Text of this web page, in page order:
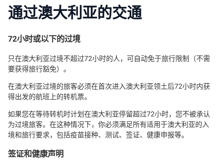
通过澳大利亚的交通
72小时或以下的过境
只在澳大利亚过境不超过72小时的人，可自动免于旅行限制（不需
要获得旅行豁免）。
在澳大利亚过境的旅客必须在首次进入澳大利亚领土后72小时内获
得出发的航班上的转机票。
如果您在等待转机时计划在澳大利亚停留超过72小时，您不被承认
为过境旅客。在这种情况下，你必须满足所有适用于澳大利亚的入
境和旅行要求，包括疫苗接种、测试、签证、健康申报等。
签证和健康声明